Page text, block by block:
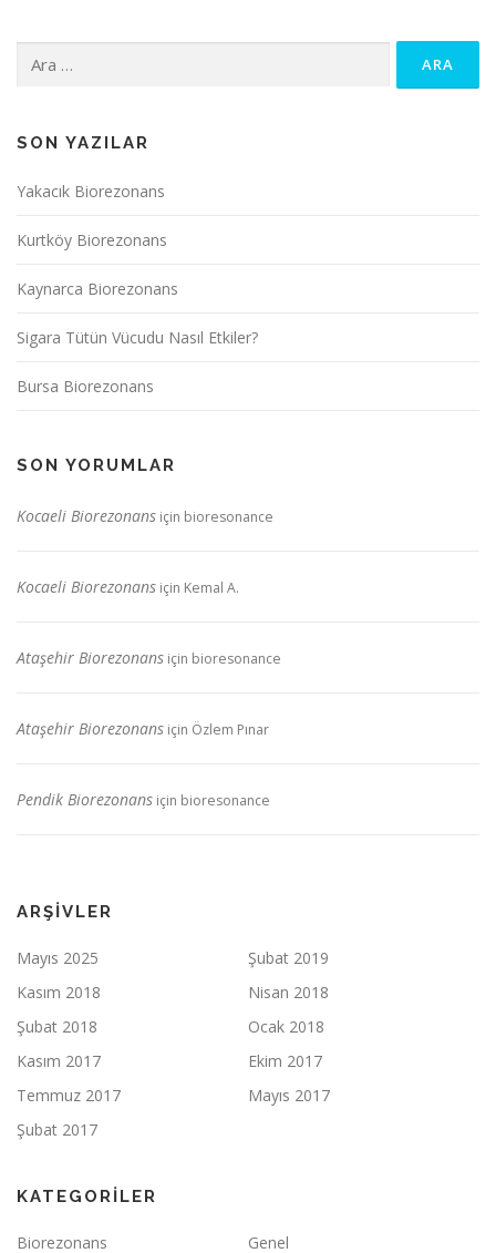
SON YAZILAR
Yakacık Biorezonans
Kurtköy Biorezonans
Kaynarca Biorezonans
Sigara Tütün Vücudu Nasıl Etkiler?
Bursa Biorezonans
SON YORUMLAR
Kocaeli Biorezonans için bioresonance
Kocaeli Biorezonans için Kemal A.
Ataşehir Biorezonans için bioresonance
Ataşehir Biorezonans için Özlem Pınar
Pendik Biorezonans için bioresonance
ARŞIVLER
Mayıs 2025
Şubat 2019
Kasım 2018
Nisan 2018
Şubat 2018
Ocak 2018
Kasım 2017
Ekim 2017
Temmuz 2017
Mayıs 2017
Şubat 2017
KATEGORILER
Biorezonans Genel